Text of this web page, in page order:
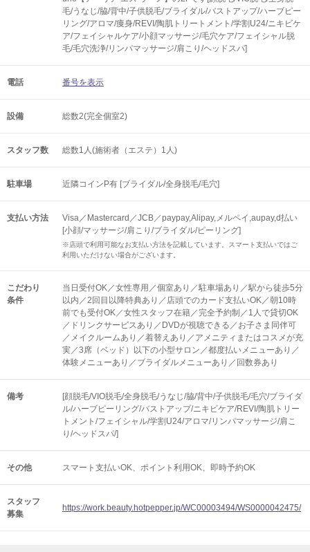
毛/うなじ/脇/背中/子供脱毛/ブライダル/バストアップ/ハーブピー
リング/アロマ/痩身/REVI/陶肌トリートメント/学割U24/ニキビケ
ア/フェイシャルケア/小顔マッサージ/毛穴ケア/フェイシャル脱
毛/毛穴洗浄/リンパマッサージ/肩こり/ヘッドスパ]
電話 番号を表示
設備 総数2(完全個室2)
スタッフ数 総数1人(施術者（エステ）1人)
駐車場 近隣コインP有 [ブライダル/全身脱毛/毛穴]
支払い方法
Visa／Mastercard／JCB／paypay,Alipay,メルペイ,aupay,d払い
[小顔/マッサージ/肩こり/ブライダル/ピーリング]
※店頭で利用可能なお支払い方法を記載しています。スマート支払いではご
利用いただけない場合がございます。
こだわり
条件
当日受付OK／女性専用／個室あり／駐車場あり／駅から徒歩5分
以内／2回目以降特典あり／店頭でのカード支払いOK／朝10時
前でも受付OK／女性スタッフ在籍／完全予約制／1人で貸切OK
／ドリンクサービスあり／DVDが視聴できる／お子さま同伴可
／メイクルームあり／着替えあり／アメニティまたはコスメが充
実／3席（ベッド）以下の小型サロン／都度払いメニューあり／
体験メニューあり／ブライダルメニューあり／回数券あり
備考
[顔脱毛/VIO脱毛/全身脱毛/うなじ/脇/背中/子供脱毛/毛穴/ブライダ
ル/ハーブピーリング/バストアップ/ニキビケア/REVI/陶肌トリー
トメント/フェイシャル/学割U24/アロマ/リンパマッサージ/肩こ
り/ヘッドスパ/]
その他 スマート支払いOK ポイント利用OK 即時予約OK
スタッフ
募集
https://work.beauty.hotpepper.jp/WC00003494/WS0000042475/